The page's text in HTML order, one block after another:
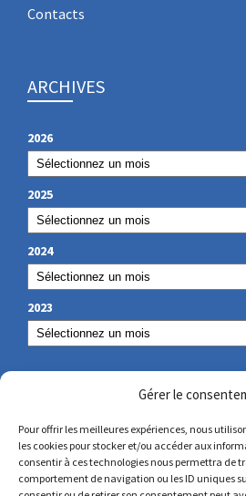
Gérer le
Pour offrir les meilleures expériences, nous
les cookies pour stocker et/ou accéder aux
consentir à ces technologies nous permettra de
comportement de navigation ou les ID uniques
Contacts
ARCHIVES
2026
2025
2024
2023
NOS COORDONNÉES
secretariat@lamennais.org